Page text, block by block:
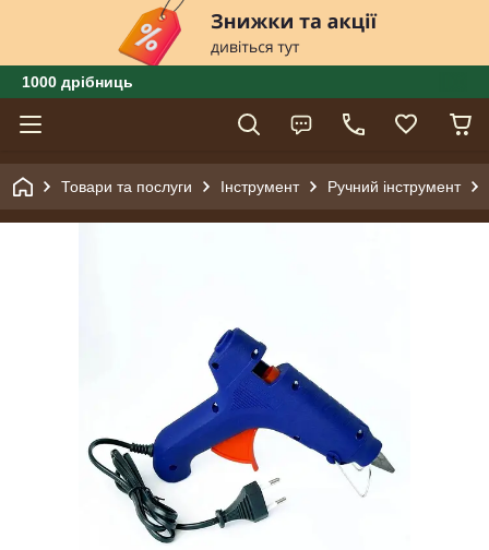
1000 дрібниць
Товари та послуги Інструмент Ручний інструмент